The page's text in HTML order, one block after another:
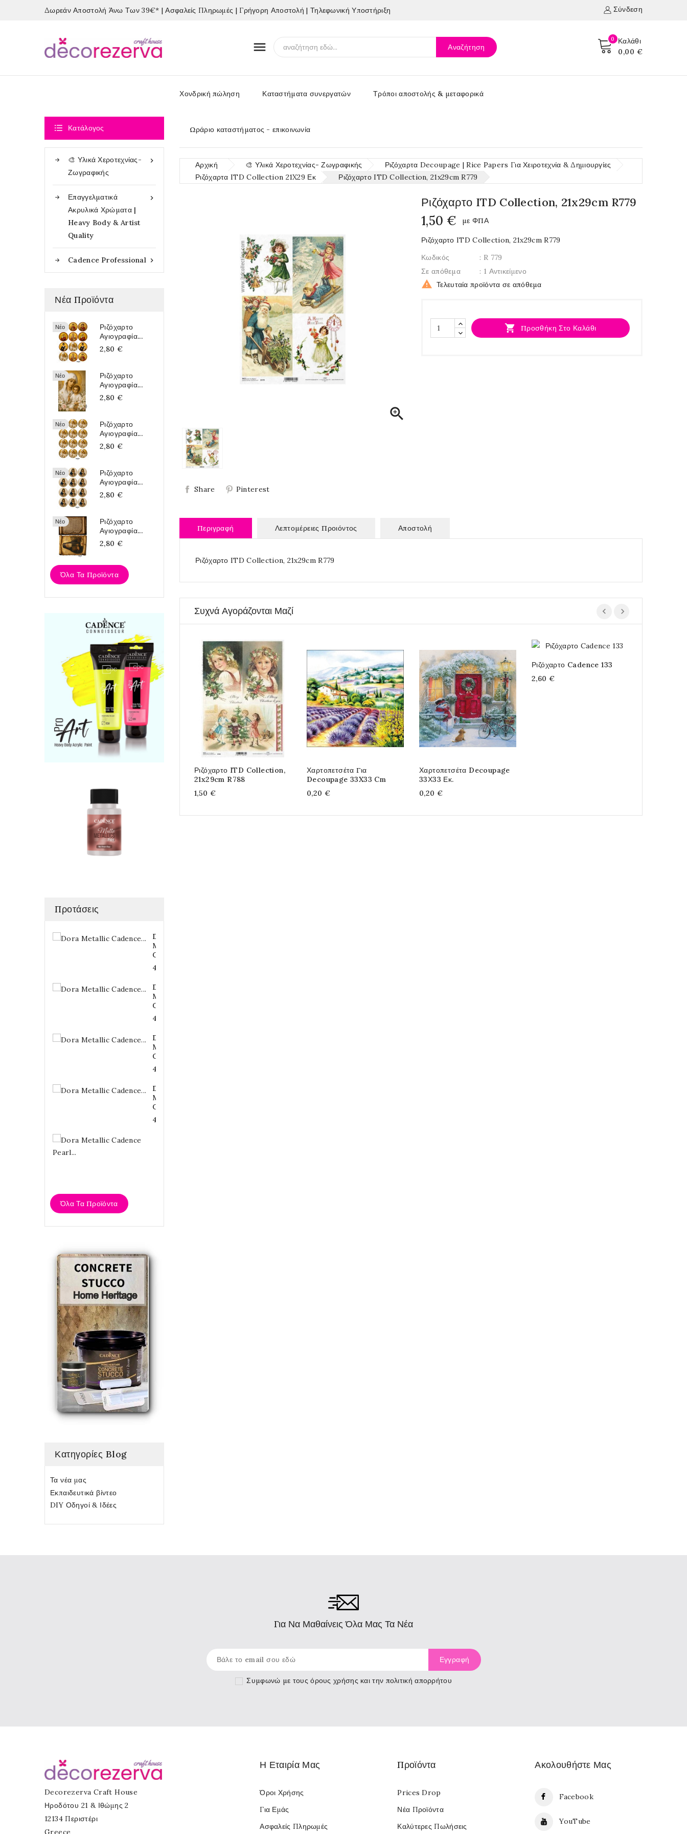
Δωρεάν Αποστολή Άνω Των 39€* | Ασφαλείς Πληρωμές | Γρήγορη Αποστολή | Τηλεφωνική Υποστήριξη Σύνδεση
0
Καλάθι
0,00 €
 Αναζήτηση
Χονδρική πώληση Καταστήματα συνεργατών Τρόποι αποστολής & μεταφορικά
Ωράριο καταστήματος - επικοινωνία
 Κατάλογος

🎨 Υλικά Χεροτεχνίας-
Ζωγραφικής

Επαγγελματικά
Ακρυλικά Χρώματα |
Heavy Body & Artist
Quality

Cadence Professional
Νέα Προϊόντα
Νέο
Ριζόχαρτο
Αγιογραφία...
2,80 €
Νέο
Ριζόχαρτο
Αγιογραφία...
2,80 €
Νέο
Ριζόχαρτο
Αγιογραφία...
2,80 €
Νέο
Ριζόχαρτο
Αγιογραφία...
2,80 €
Νέο
Ριζόχαρτο
Αγιογραφία...
2,80 €
Όλα Τα Προϊόντα
Προτάσεις
Dora
Metallic
Cadence...
4,20 €
Dora
Metallic
Cadence...
4,20 €
Dora
Metallic
Cadence...
4,20 €
Dora
Metallic
Cadence...
4,20 €
Όλα Τα Προϊόντα
Κατηγορίες Blog
Τα νέα μας
Εκπαιδευτικά βίντεο
DIY Οδηγοί & Ιδέες
Αρχική 🎨 Υλικά Χεροτεχνίας- Ζωγραφικής
Ριζόχαρτα Decoupage | Rice Papers Για Χειροτεχνία & Δημιουργίες
Ριζόχαρτα ITD Collection 21X29 Εκ
Ριζόχαρτο ITD Collection, 21x29cm R779

Share Pinterest
Ριζόχαρτο ITD Collection, 21x29cm R779
1,50 € με ΦΠΑ
Ριζόχαρτο ITD Collection, 21x29cm R779
Κωδικός
: R 779
Σε απόθεμα
: 1 Αντικείμενο
 Τελευταία προϊόντα σε απόθεμα
 Προσθήκη Στο Καλάθι
Περιγραφή Λεπτομέρειες Προιόντος Αποστολή
Ριζόχαρτο ITD Collection, 21x29cm R779
Συχνά Αγοράζονται Μαζί
Ριζόχαρτο ITD Collection,
21x29cm R788
1,50 €
Χαρτοπετσέτα Για
Decoupage 33X33 Cm
0,20 €
Χαρτοπετσέτα Decoupage
33Χ33 Εκ.
0,20 €
Ριζόχαρτο Cadence 133
2,60 €
Για Να Μαθαίνεις Όλα Μας Τα Νέα
Συμφωνώ με τουςόρους χρήσης και την πολιτική απορρήτου
Ακολουθήστε Μας
Facebook
YouTube
Decorezerva Craft House
Ηροδότου 21 & Ιθώμης 2
12134 Περιστέρι
Greece
Προϊόντα
Prices Drop
Νέα Προϊόντα
Καλύτερες Πωλήσεις
Η Εταιρία Μας
Όροι Χρήσης
Για Εμάς
Ασφαλείς Πληρωμές